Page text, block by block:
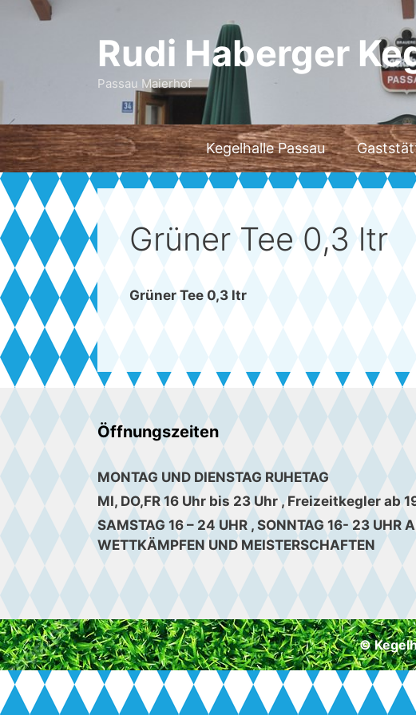
Rudi Haberger
Passau Maierhof
Kegelhalle Passau
Grüner Tee 0,3 ltr
Grüner Tee 0,3 ltr
Öffnungszeiten
MONTAG UND DIENSTAG RUHETAG
MI, DO,FR 16 Uhr bis 23 Uhr , Freizeitkegler ab
SAMSTAG 16 – 24 UHR , SONNTAG 16- 23 UHR
WETTKÄMPFEN UND MEISTERSCHAFTEN
©